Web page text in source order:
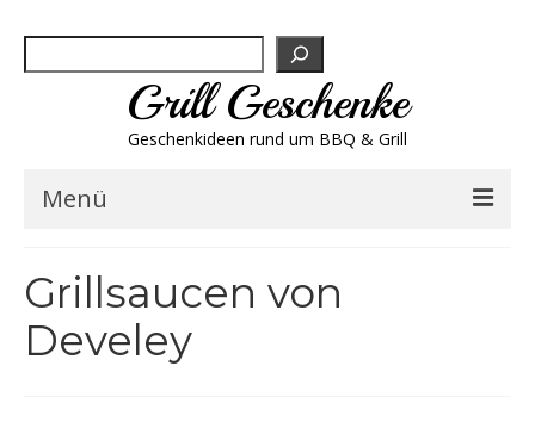
Grill Geschenke
Geschenkideen rund um BBQ & Grill
Menü
Grill-Bestseller
Grillsaucen von
Develey